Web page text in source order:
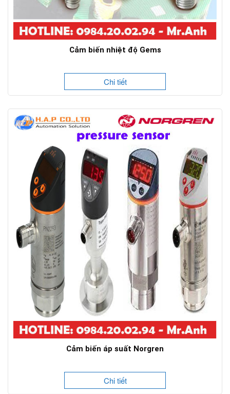
Cảm biến nhiệt độ Gems
Chi tiết
Cảm biến áp suất Norgren
Chi tiết